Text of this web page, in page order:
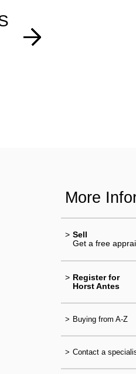
More
> Sell
Get a free
> Register for
Horst Antes
> Buying from A-Z
> Contact a